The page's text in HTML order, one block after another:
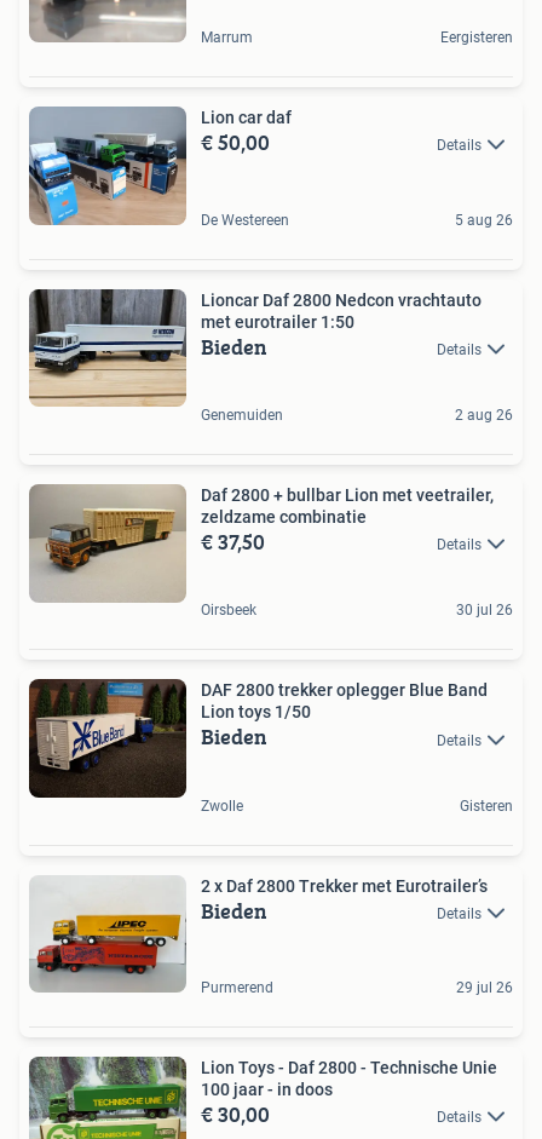
Marrum Eergisteren
Lion car daf
€ 50,00 Details
De Westereen 5 aug 26
Lioncar Daf 2800 Nedcon vrachtauto
met eurotrailer 1:50
Bieden Details
Genemuiden 2 aug 26
Daf 2800 + bullbar Lion met veetrailer,
zeldzame combinatie
€ 37,50 Details
Oirsbeek 30 jul 26
DAF 2800 trekker oplegger Blue Band
Lion toys 1/50
Bieden Details
Zwolle Gisteren
2 x Daf 2800 Trekker met Eurotrailer’s
Bieden Details
Purmerend 29 jul 26
Lion Toys - Daf 2800 - Technische Unie
100 jaar - in doos
€ 30,00 Details